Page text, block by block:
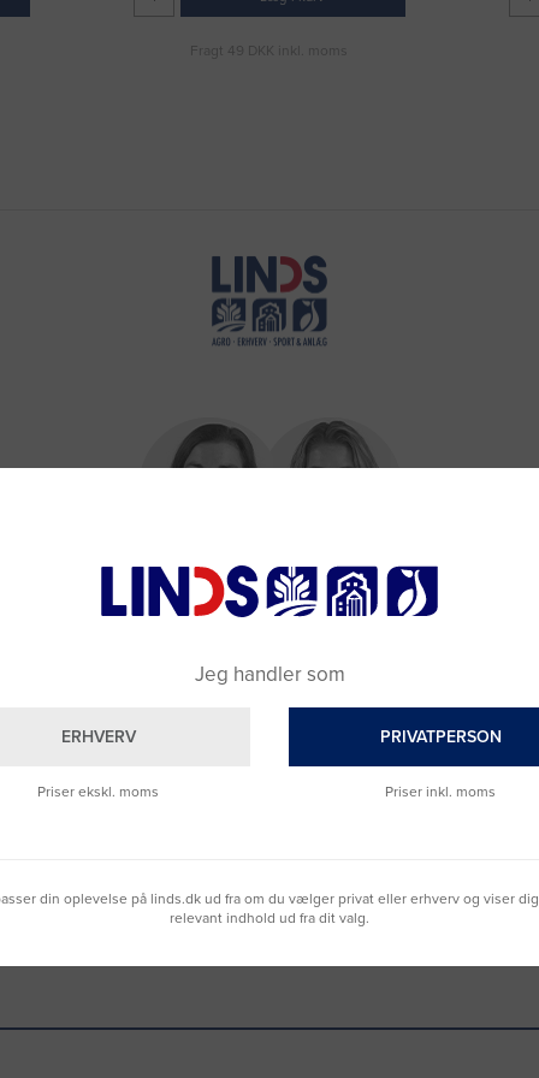
Fragt 49 DKK inkl. moms
Jeg handler som
ERHVERV
Priser ekskl. moms
PRIVATPERSON
Priser inkl. moms
din oplevelse på linds.dk ud fra om du vælger privat eller erhverv og viser
relevant indhold ud fra dit valg.